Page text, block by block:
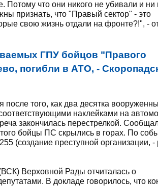
Потому что они никого не убивали и ни
признать, что "Правый сектор" - это
свою жизнь отдали на фронте?!", -
ГПУ бойцов "Правого
погибли в АТО, -
того, как два десятка
наклейками на
закончилась перестрелкой.
бойцы ПС скрылись в горах. По
(создание преступной организации, -
Верховной Рады отчиталась о
В докладе говорилось, что